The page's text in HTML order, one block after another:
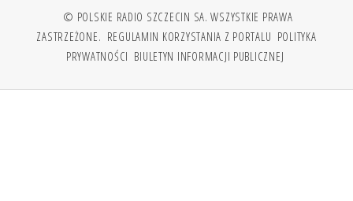
© POLSKIE RADIO SZCZECIN SA. WSZYSTKIE PRAWA
ZASTRZEŻONE. REGULAMIN KORZYSTANIA Z PORTALU POLITYKA
PRYWATNOŚCI BIULETYN INFORMACJI PUBLICZNEJ